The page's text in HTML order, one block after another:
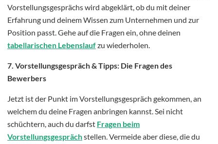
Vorstellungsgesprächs wird abgeklärt, ob du mit deiner
Erfahrung und deinem Wissen zum Unternehmen und zur
Position passt. Gehe auf die Fragen ein, ohne deinen
tabellarischen Lebenslaufzu wiederholen.
7. Vorstellungsgespräch & Tipps: Die Fragen des
Bewerbers
Jetzt ist der Punkt im Vorstellungsgespräch gekommen, an
welchem du deine Fragen anbringen kannst. Sei nicht
schüchtern, auch du darfst Fragen beim
Vorstellungsgesprächstellen. Vermeide aber diese, die du